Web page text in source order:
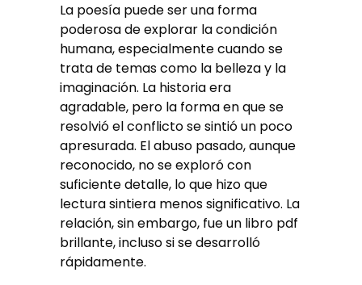
La poesía puede ser una forma
poderosa de explorar la condición
humana, especialmente cuando se
trata de temas como la belleza y la
imaginación. La historia era
agradable, pero la forma en que se
resolvió el conflicto se sintió un poco
apresurada. El abuso pasado, aunque
reconocido, no se exploró con
suficiente detalle, lo que hizo que
lectura sintiera menos significativo. La
relación, sin embargo, fue un libro pdf
brillante, incluso si se desarrolló
rápidamente.